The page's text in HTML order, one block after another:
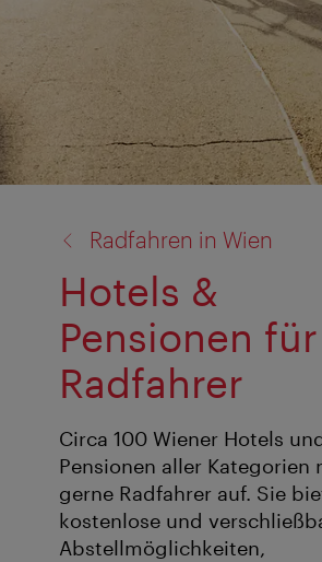
Radfahren in Wien
Hotels &
Pensionen für
Radfahrer
Circa 100 Wiener Hotels
Pensionen aller Kategorien
gerne Radfahrer auf. Sie
kostenlose und
Abstellmöglichkeiten,